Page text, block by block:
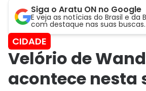
Siga o Aratu ON no Google
E veja as notícias do Brasil e da
com destaque nas suas buscas.
CIDADE
Velório de
acontece nesta